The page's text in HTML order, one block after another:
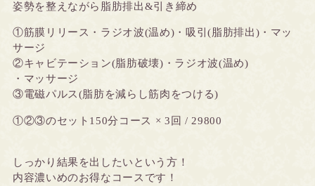
姿勢を整えながら脂肪排出&引き締め
①筋膜リリース・ラジオ波(温め)・吸引(脂肪排出)・マッ
サージ
②キャビテーション(脂肪破壊)・ラジオ波(温め)
・マッサージ
③電磁パルス(脂肪を減らし筋肉をつける)
①②③のセット150分コース × 3回 / 29800
しっかり結果を出したいという方！
内容濃いめのお得なコースです！